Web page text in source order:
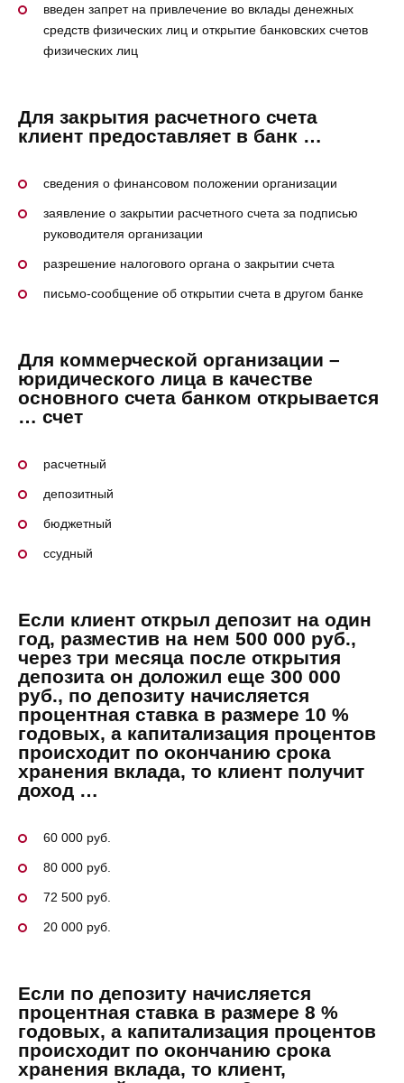
введен запрет на привлечение во вклады денежных
средств физических лиц и открытие банковских счетов
физических лиц
Для закрытия расчетного счета
клиент предоставляет в банк …
сведения о финансовом положении организации
заявление о закрытии расчетного счета за подписью
руководителя организации
разрешение налогового органа о закрытии счета
письмо-сообщение об открытии счета в другом банке
Для коммерческой организации –
юридического лица в качестве
основного счета банком открывается
… счет
расчетный
депозитный
бюджетный
ссудный
Если клиент открыл депозит на один
год, разместив на нем 500 000 руб.,
через три месяца после открытия
депозита он доложил еще 300 000
руб., по депозиту начисляется
процентная ставка в размере 10 %
годовых, а капитализация процентов
происходит по окончанию срока
хранения вклада, то клиент получит
доход …
60 000 руб.
80 000 руб.
72 500 руб.
20 000 руб.
Если по депозиту начисляется
процентная ставка в размере 8 %
годовых, а капитализация процентов
происходит по окончанию срока
хранения вклада, то клиент,